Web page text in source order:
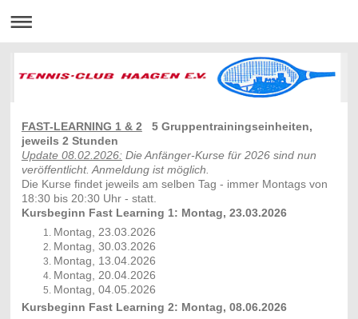
FAST-LEARNING 1 & 25 Gruppentrainingseinheiten,
jeweils 2 Stunden
Update 08.02.2026:Die Anfänger-Kurse für 2026 sind nun
veröffentlicht. Anmeldung ist möglich.
Die Kurse findet jeweils am selben Tag - immer Montags von
18:30 bis 20:30 Uhr - statt.
Kursbeginn Fast Learning 1: Montag, 23.03.2026
Montag, 23.03.2026
Montag, 30.03.2026
Montag, 13.04.2026
Montag, 20.04.2026
Montag, 04.05.2026
Kursbeginn Fast Learning 2: Montag, 08.06.2026